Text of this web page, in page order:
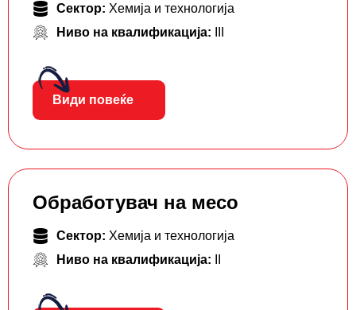
Сектор: Хемија и технологија
Ниво на квалификација:
Види повеќе
Обработувач на месо
Сектор: Хемија и технологија
Ниво на квалификација: